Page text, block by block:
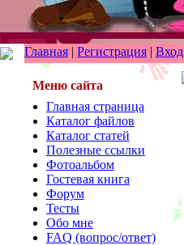
Главная | Регистрация | Вход
Меню сайта
Главная страница
Каталог файлов
Каталог статей
Полезные ссылки
Фотоальбом
Гостевая книга
Форум
Тесты
Обо мне
FAQ (вопрос/ответ)